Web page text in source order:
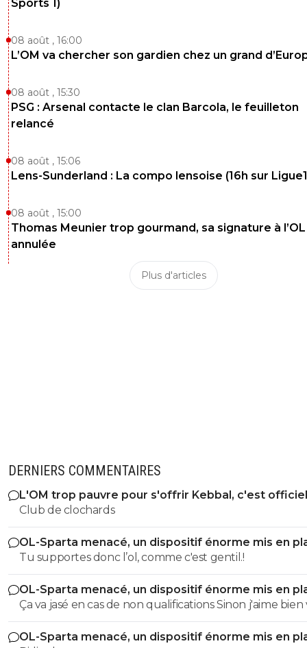
Sports 1)
08 août , 16:00
L’OM va chercher son gardien chez un grand
08 août , 15:30
PSG : Arsenal contacte le clan Barcola, le feuilleton
relancé
08 août , 15:06
Lens-Sunderland : La compo lensoise (16h sur
08 août , 15:00
Thomas Meunier trop gourmand, sa signature à l’OL
annulée
Plus d'articles
DERNIERS COMMENTAIRES
L'OM trop pauvre pour s'offrir Kebbal, c'est officiel
Club de clochards
OL-Sparta menacé, un dispositif énorme mis en
Tu supportes donc l’ol, comme c'est gentil.!
OL-Sparta menacé, un dispositif énorme mis en
Ça va jasé en cas de non qualifications Sinon j'aime bien votre
maillot
OL-Sparta menacé, un dispositif énorme mis en